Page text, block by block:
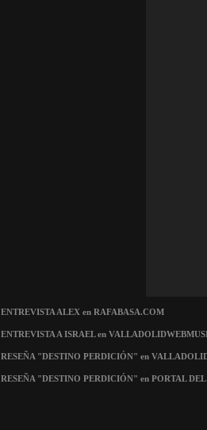
ENTREVISTA ALEX en RAFABASA.COM
ENTREVISTA A ISRAEL en
RESEÑA "DESTINO PERDICIÓN" en
RESEÑA "DESTINO PERDICIÓN" en PORTAL